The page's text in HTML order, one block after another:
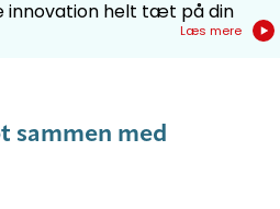
innovation helt tæt på din
Læs mere
sammen med